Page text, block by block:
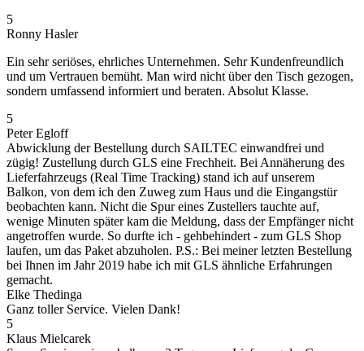
5
Ronny Hasler
Ein sehr seriöses, ehrliches Unternehmen. Sehr Kundenfreundlich
und um Vertrauen bemüht. Man wird nicht über den Tisch gezogen,
sondern umfassend informiert und beraten. Absolut Klasse.
5
Peter Egloff
Abwicklung der Bestellung durch SAILTEC einwandfrei und
zügig! Zustellung durch GLS eine Frechheit. Bei Annäherung des
Lieferfahrzeugs (Real Time Tracking) stand ich auf unserem
Balkon, von dem ich den Zuweg zum Haus und die Eingangstür
beobachten kann. Nicht die Spur eines Zustellers tauchte auf,
wenige Minuten später kam die Meldung, dass der Empfänger nicht
angetroffen wurde. So durfte ich - gehbehindert - zum GLS Shop
laufen, um das Paket abzuholen. P.S.: Bei meiner letzten Bestellung
bei Ihnen im Jahr 2019 habe ich mit GLS ähnliche Erfahrungen
gemacht.
Elke Thedinga
Ganz toller Service. Vielen Dank!
5
Klaus Mielcarek